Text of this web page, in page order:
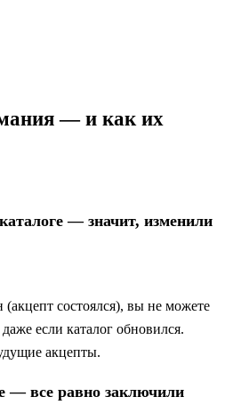
— и как их
— значит, изменили
состоялся), вы не можете
если каталог обновился.
акцепты.
— все равно заключили